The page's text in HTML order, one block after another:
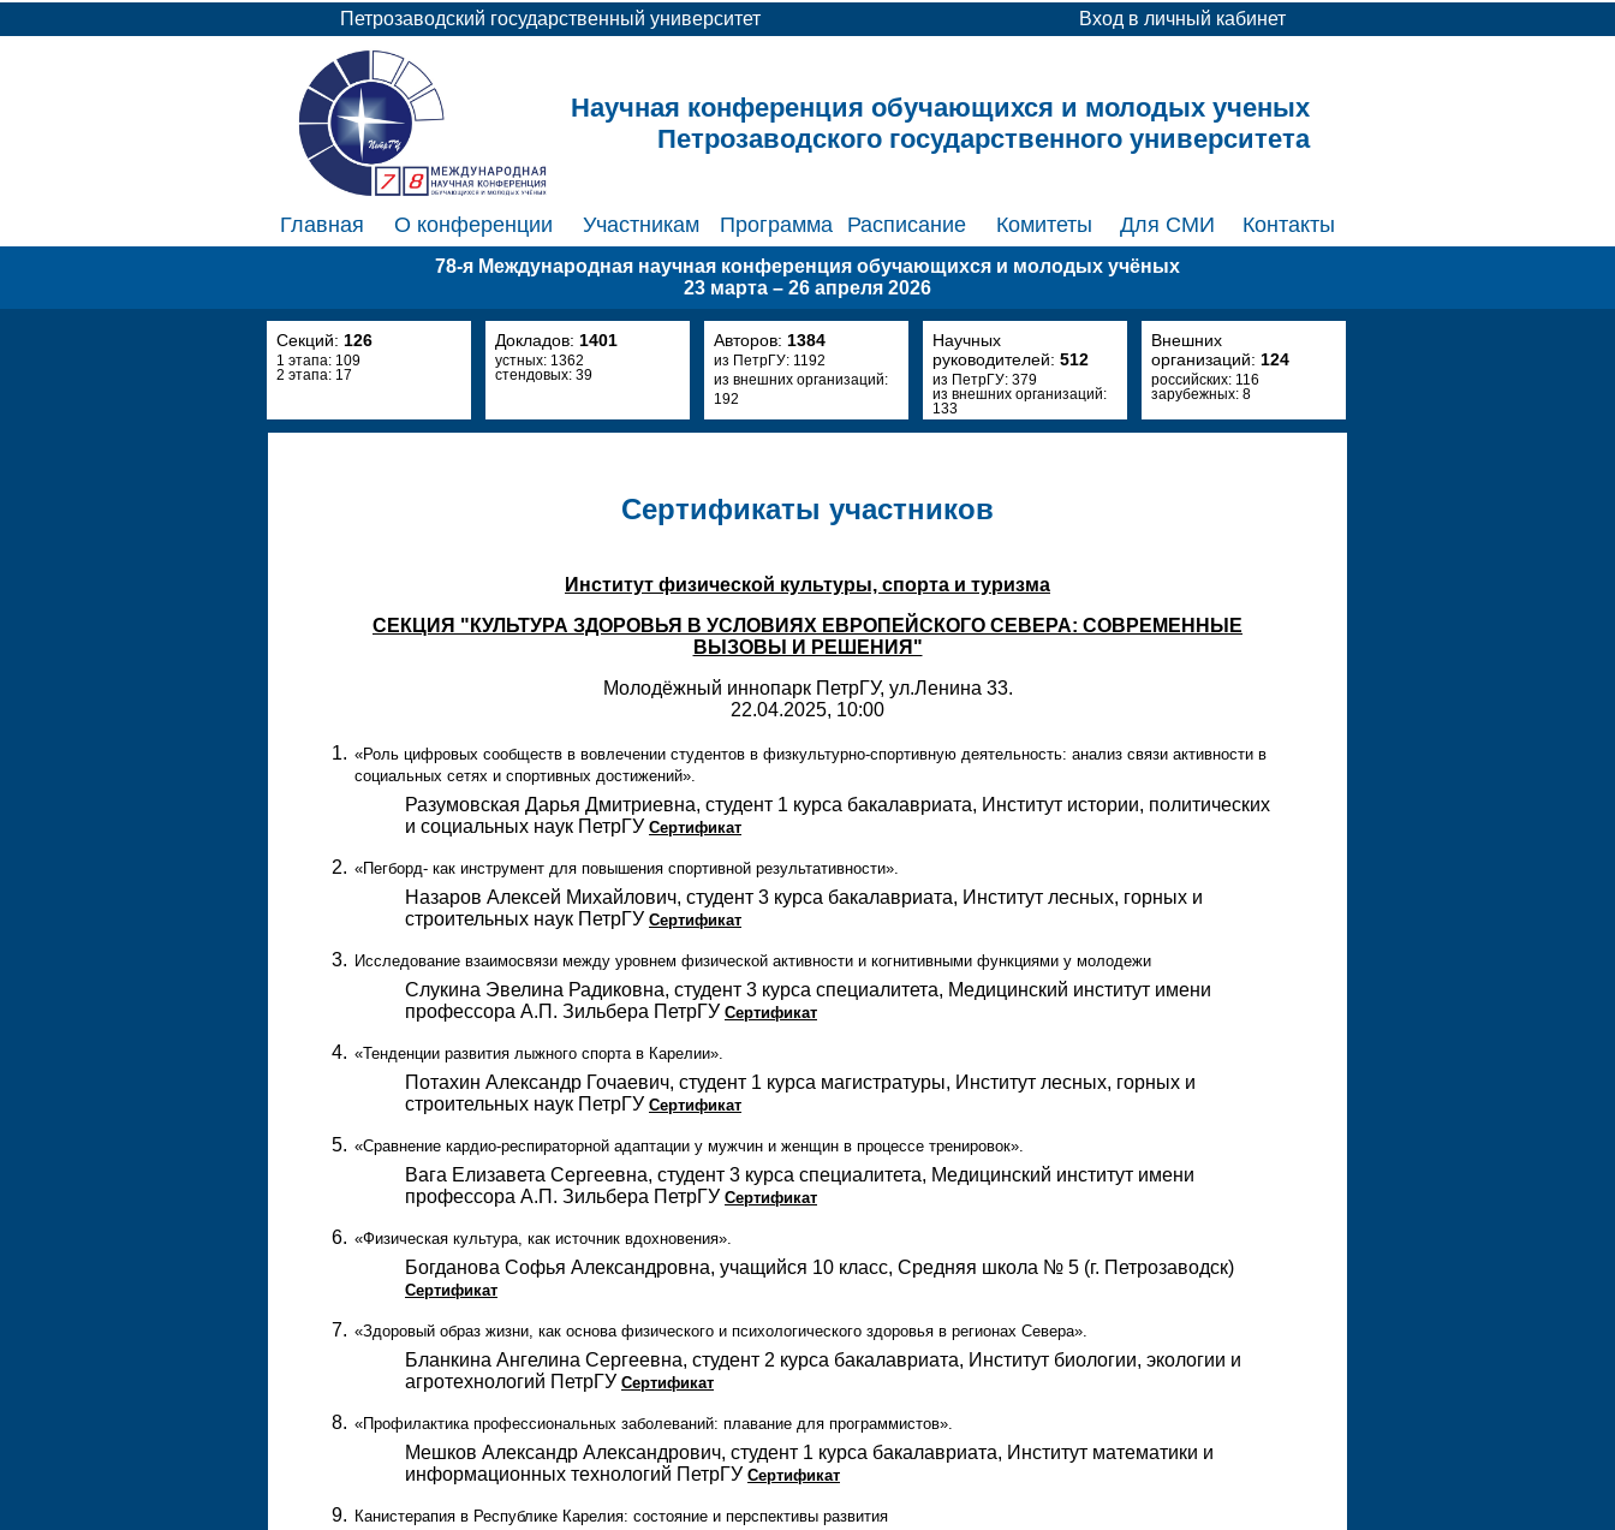
Петрозаводский государственный университет Вход в личный кабинет
Научная конференция обучающихся и молодых ученых
Петрозаводского государственного университета
Главная О конференции Участникам Программа Расписание Комитеты Для СМИ Контакты
78-я Международная научная конференция обучающихся и молодых учёных
23 марта – 26 апреля 2026
Секций: 126
1 этапа: 109
2 этапа: 17
Докладов: 1401
устных: 1362
стендовых: 39
Авторов: 1384
из ПетрГУ: 1192
из внешних организаций:
192
Научных
руководителей: 512
из ПетрГУ: 379
из внешних организаций:
133
Внешних
организаций: 124
российских: 116
зарубежных: 8
Сертификаты участников
Институт физической культуры, спорта и туризма
СЕКЦИЯ "КУЛЬТУРА ЗДОРОВЬЯ В УСЛОВИЯХ ЕВРОПЕЙСКОГО СЕВЕРА: СОВРЕМЕННЫЕ
ВЫЗОВЫ И РЕШЕНИЯ"
Молодёжный иннопарк ПетрГУ, ул.Ленина 33.
22.04.2025, 10:00
«Роль цифровых сообществ в вовлечении студентов в физкультурно-спортивную деятельность: анализ связи активности в
социальных сетях и спортивных достижений».
Разумовская Дарья Дмитриевна, студент 1 курса бакалавриата, Институт истории, политических
и социальных наук ПетрГУ Сертификат
«Пегборд- как инструмент для повышения спортивной результативности».
Назаров Алексей Михайлович, студент 3 курса бакалавриата, Институт лесных, горных и
строительных наук ПетрГУ Сертификат
Исследование взаимосвязи между уровнем физической активности и когнитивными функциями у молодежи
Слукина Эвелина Радиковна, студент 3 курса специалитета, Медицинский институт имени
профессора А.П. Зильбера ПетрГУ Сертификат
«Тенденции развития лыжного спорта в Карелии».
Потахин Александр Гочаевич, студент 1 курса магистратуры, Институт лесных, горных и
строительных наук ПетрГУ Сертификат
«Сравнение кардио-респираторной адаптации у мужчин и женщин в процессе тренировок».
Вага Елизавета Сергеевна, студент 3 курса специалитета, Медицинский институт имени
профессора А.П. Зильбера ПетрГУ Сертификат
«Физическая культура, как источник вдохновения».
Богданова Софья Александровна, учащийся 10 класс, Средняя школа № 5 (г. Петрозаводск)
Сертификат
«Здоровый образ жизни, как основа физического и психологического здоровья в регионах Севера».
Бланкина Ангелина Сергеевна, студент 2 курса бакалавриата, Институт биологии, экологии и
агротехнологий ПетрГУ Сертификат
«Профилактика профессиональных заболеваний: плавание для программистов».
Мешков Александр Александрович, студент 1 курса бакалавриата, Институт математики и
информационных технологий ПетрГУ Сертификат
Канистерапия в Республике Карелия: состояние и перспективы развития